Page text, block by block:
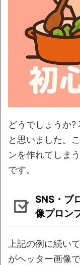
どうでしょうか
と思いました。
ンを作れてしま
です。
SNS・ブ
像プロン
上記の例に続い
がヘッター画像